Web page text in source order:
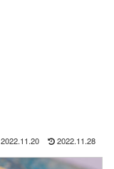
2022.11.20 2022.11.28